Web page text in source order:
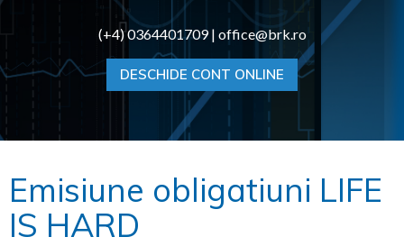
(+4) 0364401709 | office@brk.ro
DESCHIDE CONT ONLINE
Emisiune obligatiuni LIFE
IS HARD